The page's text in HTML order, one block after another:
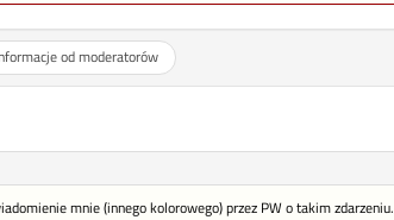
od moderatorów
mnie (innego kolorowego) przez PW o takim zdarzeniu.